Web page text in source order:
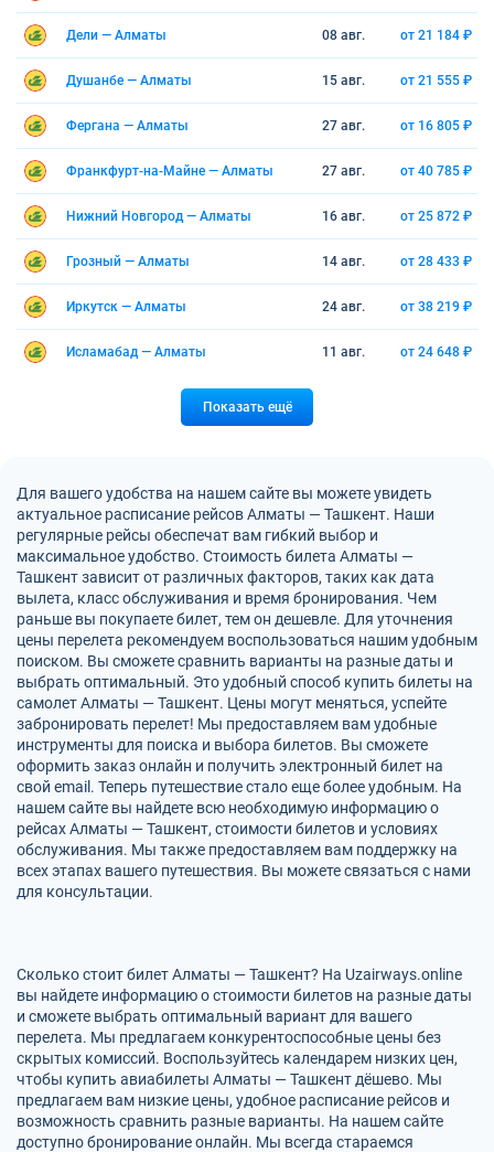
Дели — Алматы 08 авг. от 21 184 ₽
Душанбе — Алматы 15 авг. от 21 555 ₽
Фергана — Алматы 27 авг. от 16 805 ₽
Франкфурт-на-Майне — Алматы 27 авг. от 40 785 ₽
Нижний Новгород — Алматы 16 авг. от 25 872 ₽
Грозный — Алматы 14 авг. от 28 433 ₽
Иркутск — Алматы 24 авг. от 38 219 ₽
Исламабад — Алматы 11 авг. от 24 648 ₽
Показать ещё
Для вашего удобства на нашем сайте вы можете увидеть
актуальное расписание рейсов Алматы — Ташкент. Наши
регулярные рейсы обеспечат вам гибкий выбор и
максимальное удобство. Стоимость билета Алматы —
Ташкент зависит от различных факторов, таких как дата
вылета, класс обслуживания и время бронирования. Чем
раньше вы покупаете билет, тем он дешевле. Для уточнения
цены перелета рекомендуем воспользоваться нашим удобным
поиском. Вы сможете сравнить варианты на разные даты и
выбрать оптимальный. Это удобный способ купить билеты на
самолет Алматы — Ташкент. Цены могут меняться, успейте
забронировать перелет! Мы предоставляем вам удобные
инструменты для поиска и выбора билетов. Вы сможете
оформить заказ онлайн и получить электронный билет на
свой email. Теперь путешествие стало еще более удобным. На
нашем сайте вы найдете всю необходимую информацию о
рейсах Алматы — Ташкент, стоимости билетов и условиях
обслуживания. Мы также предоставляем вам поддержку на
всех этапах вашего путешествия. Вы можете связаться с нами
для консультации.
Сколько стоит билет Алматы — Ташкент? На Uzairways.online
вы найдете информацию о стоимости билетов на разные даты
и сможете выбрать оптимальный вариант для вашего
перелета. Мы предлагаем конкурентоспособные цены без
скрытых комиссий. Воспользуйтесь календарем низких цен,
чтобы купить авиабилеты Алматы — Ташкент дёшево. Мы
предлагаем вам низкие цены, удобное расписание рейсов и
возможность сравнить разные варианты. На нашем сайте
доступно бронирование онлайн. Мы всегда стараемся